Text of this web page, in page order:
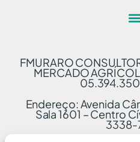
FMURARO
MERCADO
Endereço: Avenida
Sala 1601 – Centro
3338-